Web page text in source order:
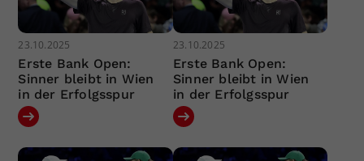
23.10.2025
Erste Bank Open:
Sinner bleibt in Wien
in der Erfolgsspur
23.10.2025
Erste Bank Open:
Sinner bleibt in Wien
in der Erfolgsspur